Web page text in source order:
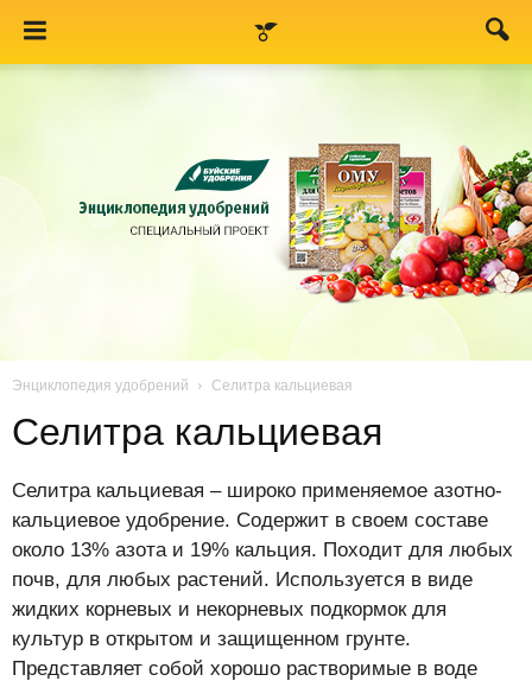
Энциклопедия удобрений Селитра кальциевая
Селитра кальциевая
Селитра кальциевая – широко применяемое азотно-
кальциевое удобрение. Содержит в своем составе
около 13% азота и 19% кальция. Походит для любых
почв, для любых растений. Используется в виде
жидких корневых и некорневых подкормок для
культур в открытом и защищенном грунте.
Представляет собой хорошо растворимые в воде